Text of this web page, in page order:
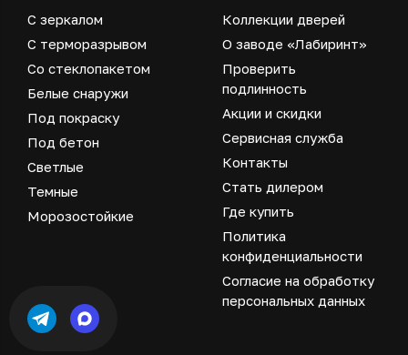
С зеркалом
С терморазрывом
Со стеклопакетом
Белые снаружи
Под покраску
Под бетон
Светлые
Темные
Морозостойкие
Коллекции дверей
О заводе «Лабиринт»
Проверить
подлинность
Акции и скидки
Сервисная служба
Контакты
Стать дилером
Где купить
Политика
конфиденциальности
Согласие на обработку
персональных данных